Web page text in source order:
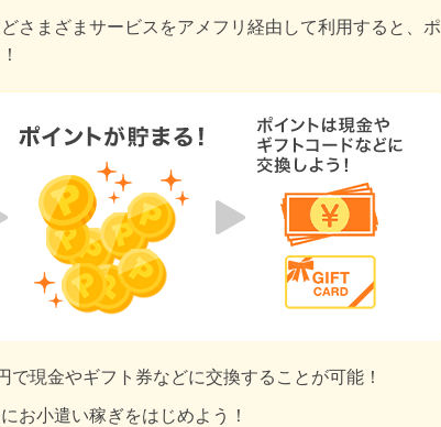
さまざまサービスをアメフリ経由して利用すると、ポ
で現金やギフト券などに交換することが可能！
お小遣い稼ぎをはじめよう！